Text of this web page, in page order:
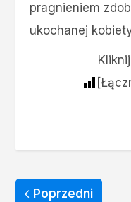
pragnieniem
ukochanej
Poprzedni